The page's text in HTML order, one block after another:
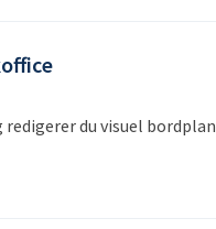
du visuel bordplan